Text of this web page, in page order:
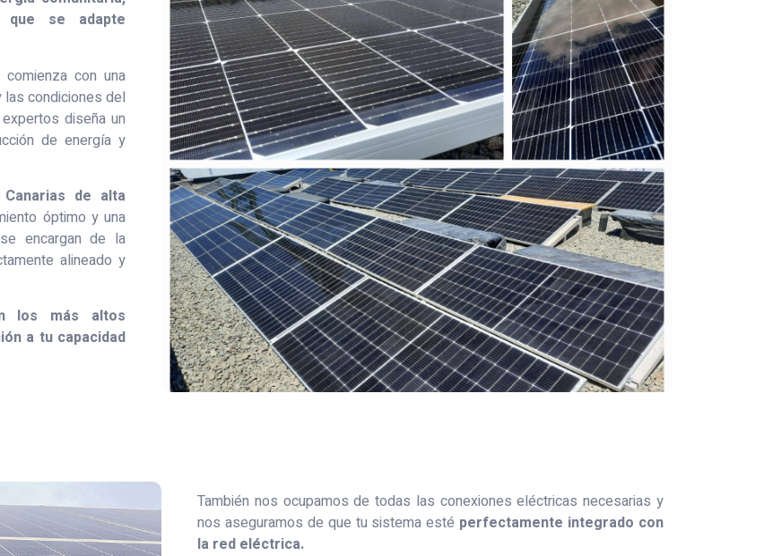
que se adapte
con una
condiciones del
diseña un
de energía y
de alta
óptimo y una
encargan de la
alineado y
los más altos
a tu capacidad
También nos ocupamos de todas las conexiones eléctricas necesarias y
nos aseguramos de que tu sistema esté perfectamente integrado con
la red eléctrica.